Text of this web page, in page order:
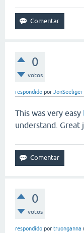
0
votos
respondido por JonSeeliger
This was very easy
understand. Great
0
votos
respondido por truonganna